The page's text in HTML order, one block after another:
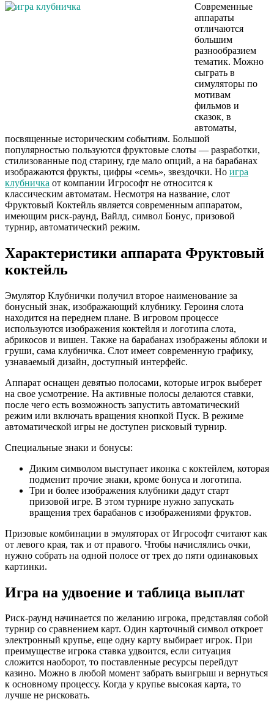
Современные
аппараты
отличаются
большим
разнообразием
тематик. Можно
сыграть в
симуляторы по
мотивам
фильмов и
сказок, в
автоматы,
посвященные историческим событиям. Большой
популярностью пользуются фруктовые слоты — разработки,
стилизованные под старину, где мало опций, а на барабанах
изображаются фрукты, цифры «семь», звездочки. Но игра
клубничка от компании Игрософт не относится к
классическим автоматам. Несмотря на название, слот
Фруктовый Коктейль является современным аппаратом,
имеющим риск-раунд, Вайлд, символ Бонус, призовой
турнир, автоматический режим.
Характеристики аппарата Фруктовый
коктейль
Эмулятор Клубнички получил второе наименование за
бонусный знак, изображающий клубнику. Героиня слота
находится на переднем плане. В игровом процессе
используются изображения коктейля и логотипа слота,
абрикосов и вишен. Также на барабанах изображены яблоки и
груши, сама клубничка. Слот имеет современную графику,
узнаваемый дизайн, доступный интерфейс.
Аппарат оснащен девятью полосами, которые игрок выберет
на свое усмотрение. На активные полосы делаются ставки,
после чего есть возможность запустить автоматический
режим или включать вращения кнопкой Пуск. В режиме
автоматической игры не доступен рисковый турнир.
Специальные знаки и бонусы:
Диким символом выступает иконка с коктейлем, которая
подменит прочие знаки, кроме бонуса и логотипа.
Три и более изображения клубники дадут старт
призовой игре. В этом турнире нужно запускать
вращения трех барабанов с изображениями фруктов.
Призовые комбинации в эмуляторах от Игрософт считают как
от левого края, так и от правого. Чтобы начислялись очки,
нужно собрать на одной полосе от трех до пяти одинаковых
картинки.
Игра на удвоение и таблица выплат
Риск-раунд начинается по желанию игрока, представляя собой
турнир со сравнением карт. Один карточный символ откроет
электронный крупье, еще одну карту выбирает игрок. При
преимуществе игрока ставка удвоится, если ситуация
сложится наоборот, то поставленные ресурсы перейдут
казино. Можно в любой момент забрать выигрыш и вернуться
к основному процессу. Когда у крупье высокая карта, то
лучше не рисковать.